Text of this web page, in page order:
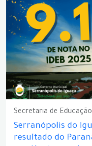
Secretaria de
Serranópolis do
resultado do